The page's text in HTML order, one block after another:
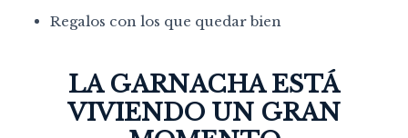
Regalos con los que quedar bien
LA GARNACHA ESTÁ
VIVIENDO UN GRAN